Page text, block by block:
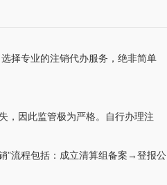
择专业的注销代办服务，绝非简单
，因此监管极为严格。自行办理注
”流程包括：成立清算组备案→登报公